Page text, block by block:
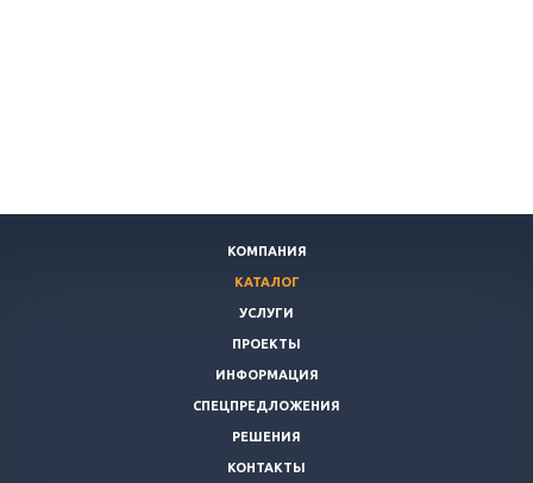
КОМПАНИЯ
КАТАЛОГ
УСЛУГИ
ПРОЕКТЫ
ИНФОРМАЦИЯ
СПЕЦПРЕДЛОЖЕНИЯ
РЕШЕНИЯ
КОНТАКТЫ